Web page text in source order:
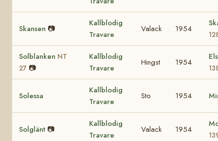
Skansen 📷
Kallblodig
Travare
Valack 1954
Solblanken NT
27 📷
Kallblodig
Travare
Hingst 1954
Solessa
Kallblodig
Travare
Sto 1954
Solglänt 📷
Kallblodig
Travare
Valack 1954